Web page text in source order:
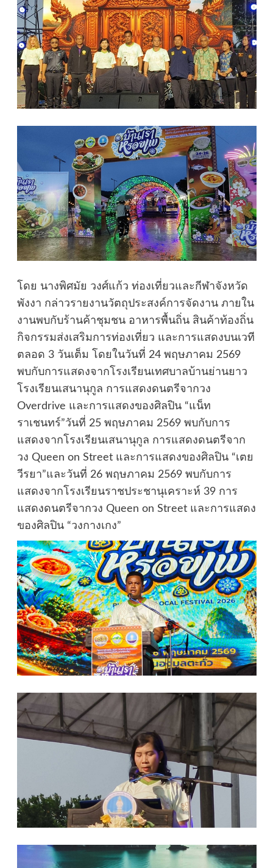
โดย นางพิศมัย วงศ์แก้ว ท่องเที่ยวและกีฬาจังหวัด
พังงา กล่าวรายงานวัตถุประสงค์การจัดงาน ภายใน
งานพบกับร้านค้าชุมชน อาหารพื้นถิ่น สินค้าท้องถิ่น
กิจกรรมส่งเสริมการท่องเที่ยว และการแสดงบนเวที
ตลอด 3 วันเต็ม โดยในวันที่ 24 พฤษภาคม 2569
พบกับการแสดงจากโรงเรียนเทศบาลบ้านย่านยาว
โรงเรียนเสนานุกูล การแสดงดนตรีจากวง
Overdrive และการแสดงของศิลปิน “แน็ท
ราเชนทร์”วันที่ 25 พฤษภาคม 2569 พบกับการ
แสดงจากโรงเรียนเสนานุกูล การแสดงดนตรีจาก
วง Queen on Street และการแสดงของศิลปิน “เตย
วีรยา”และวันที่ 26 พฤษภาคม 2569 พบกับการ
แสดงจากโรงเรียนราชประชานุเคราะห์ 39 การ
แสดงดนตรีจากวง Queen on Street และการแสดง
ของศิลปิน “วงกางเกง”